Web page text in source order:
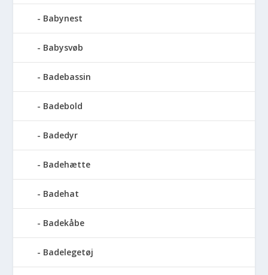
Babynest
Babysvøb
Badebassin
Badebold
Badedyr
Badehætte
Badehat
Badekåbe
Badelegetøj